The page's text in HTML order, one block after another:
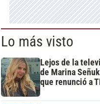
Lo más visto
Lejos de la
de Marina
que renunció a